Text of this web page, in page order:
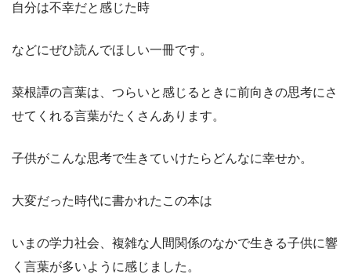
自分は不幸だと感じた時
などにぜひ読んでほしい一冊です。
菜根譚の言葉は、つらいと感じるときに前向きの思考にさ
せてくれる言葉がたくさんあります。
子供がこんな思考で生きていけたらどんなに幸せか。
大変だった時代に書かれたこの本は
いまの学力社会、複雑な人間関係のなかで生きる子供に響
く言葉が多いように感じました。